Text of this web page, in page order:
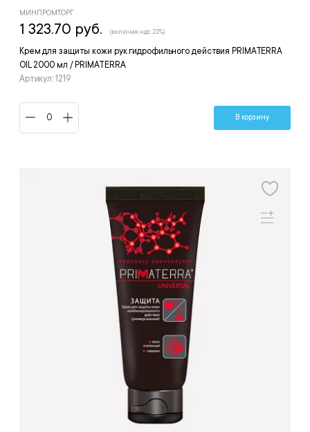
Крем для защиты кожи рук гидрофильного действия PRIMATERRA
OIL 2000 мл / PRIMATERRA
Артикул: 1219
МИНПРОМТОРГ
1 323.70 руб. (включая ндс 22%)
В корзину